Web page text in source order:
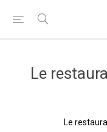
Le
Le